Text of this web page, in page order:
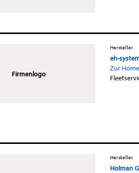
Firmenlogo
Hersteller
eh-
Zur
Hersteller
Holman